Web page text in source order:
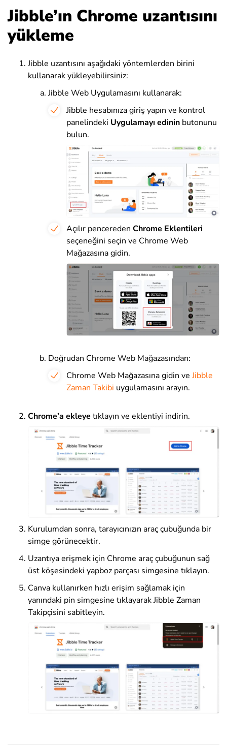
Jibble’ın Chrome uzantısını
yükleme
Jibble uzantısını aşağıdaki yöntemlerden birini
kullanarak yükleyebilirsiniz:
Jibble Web Uygulamasını kullanarak:
Jibble hesabınıza giriş yapın ve kontrol
panelindeki Uygulamayı edinin butonunu
bulun.
Açılır pencereden Chrome Eklentileri
seçeneğini seçin ve Chrome Web
Mağazasına gidin.
Doğrudan Chrome Web Mağazasından:
Chrome Web Mağazasına gidin veJibble
Zaman Takibi uygulamasını arayın.
Chrome’a ekleye tıklayın ve eklentiyi indirin.
Kurulumdan sonra, tarayıcınızın araç çubuğunda bir
simge görünecektir.
Uzantıya erişmek için Chrome araç çubuğunun sağ
üst köşesindeki yapboz parçası simgesine tıklayın.
Canva kullanırken hızlı erişim sağlamak için
yanındaki pin simgesine tıklayarak Jibble Zaman
Takipçisini sabitleyin.